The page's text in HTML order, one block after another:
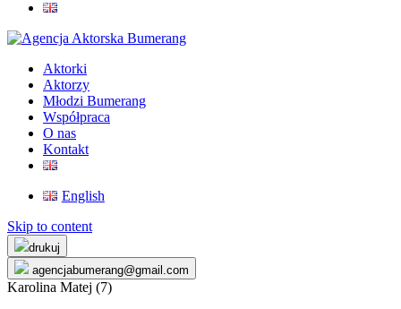
Aktorki
Aktorzy
Młodzi Bumerang
Współpraca
O nas
Kontakt
English
Skip to content
drukuj
agencjabumerang@gmail.com
Karolina Matej (7)